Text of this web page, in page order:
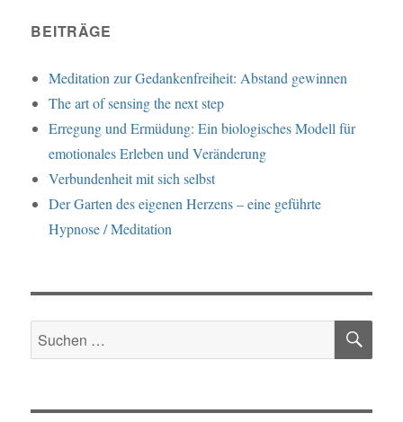
BEITRÄGE
Meditation zur Gedankenfreiheit: Abstand gewinnen
The art of sensing the next step
Erregung und Ermüdung: Ein biologisches Modell für
emotionales Erleben und Veränderung
Verbundenheit mit sich selbst
Der Garten des eigenen Herzens – eine geführte
Hypnose / Meditation
Suche
nach: